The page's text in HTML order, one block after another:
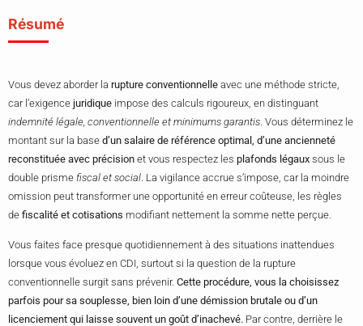
Résumé
Vous devez aborder la rupture conventionnelle avec une méthode stricte,
car l’exigence juridique impose des calculs rigoureux, en distinguant
indemnité légale, conventionnelle et minimums garantis . Vous déterminez le
montant sur la base d’un salaire de référence optimal, d’une ancienneté
reconstituée avec précision et vous respectez les plafonds légaux sous le
double prisme fiscal et social . La vigilance accrue s’impose, car la moindre
omission peut transformer une opportunité en erreur coûteuse, les règles
de fiscalité et cotisations modifiant nettement la somme nette perçue.
Vous faites face presque quotidiennement à des situations inattendues
lorsque vous évoluez en CDI, surtout si la question de la rupture
conventionnelle surgit sans prévenir. Cette procédure, vous la choisissez
parfois pour sa souplesse, bien loin d’une démission brutale ou d’un
licenciement qui laisse souvent un goût d’inachevé. Par contre, derrière le